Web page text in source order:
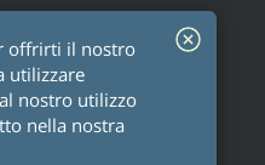
offrirti il ​​nostro
utilizzare
nostro utilizzo
nella nostra